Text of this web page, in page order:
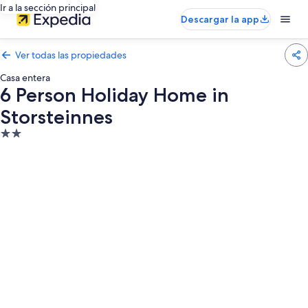
Ir a la sección principal
Descargar la app
Ver todas las propiedades
Casa entera
6 Person Holiday Home in
Storsteinnes
Propiedad